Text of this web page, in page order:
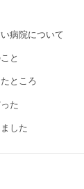
病院について
と
ところ
た
した